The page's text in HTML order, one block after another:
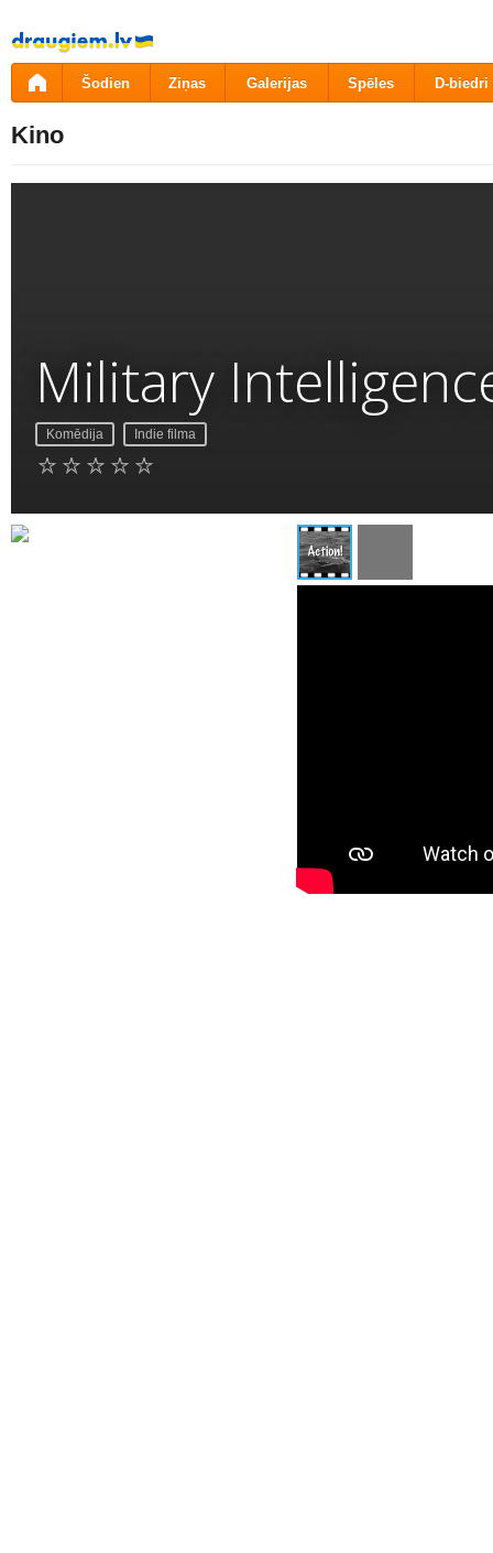
Pāriet
uz
saturu
Šodien Ziņas Galerijas Spēles D-biedri
Kino
Military
Komēdija Indie filma